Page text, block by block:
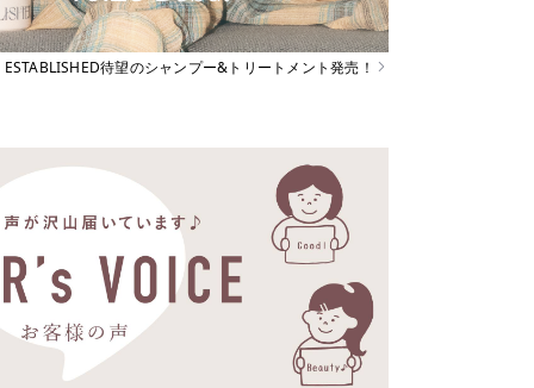
ESTABLISHED待望のシャンプー&トリートメント発売！